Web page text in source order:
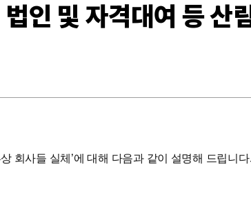
인 및 자격대여 등 산
회사들 실체 ’에 대해 다음과 같이 설명해 드립니다.